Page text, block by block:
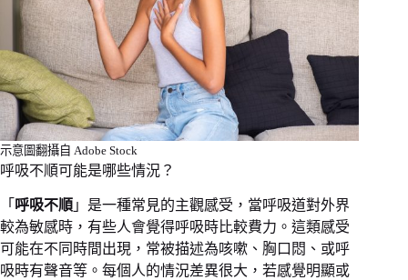
示意圖翻攝自 Adobe Stock
呼吸不順可能是哪些情況？
「 呼吸不順 」是一種常見的主觀感受，當呼吸道對外界
較為敏感時，有些人會覺得呼吸時比較費力。這類感受
可能在不同時間出現，常被描述為咳嗽、胸口悶、或呼
吸時有聲音等。每個人的情況差異很大，若感覺明顯或